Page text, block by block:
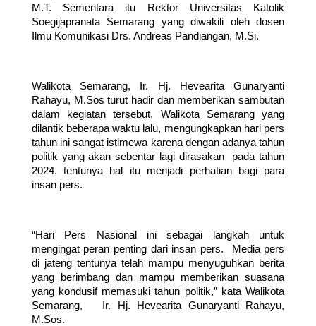
M.T. Sementara itu Rektor Universitas Katolik
Soegijapranata Semarang yang diwakili oleh dosen
Ilmu Komunikasi Drs. Andreas Pandiangan, M.Si.
Walikota Semarang, Ir. Hj. Hevearita Gunaryanti
Rahayu, M.Sos turut hadir dan memberikan sambutan
dalam kegiatan tersebut. Walikota Semarang yang
dilantik beberapa waktu lalu, mengungkapkan hari pers
tahun ini sangat istimewa karena dengan adanya tahun
politik yang akan sebentar lagi dirasakan  pada tahun
2024. tentunya hal itu menjadi perhatian bagi para
insan pers.
“Hari Pers Nasional ini sebagai langkah untuk
mengingat peran penting dari insan pers.  Media pers
di jateng tentunya telah mampu menyuguhkan berita
yang berimbang dan mampu memberikan suasana
yang kondusif memasuki tahun politik,” kata Walikota
Semarang,   Ir. Hj. Hevearita Gunaryanti Rahayu,
M.Sos.